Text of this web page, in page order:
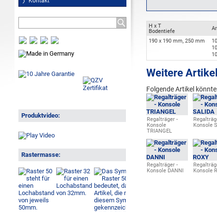
Produktvideo:
Rastermasse:
H x T
Bodentiefe
190 x 190 mm, 250 mm
Weitere
Folgende Artikel
Regalträger -
Konsole
TRIANGEL
Konsole
Regalträger -
Konsole DANNI
Konsole